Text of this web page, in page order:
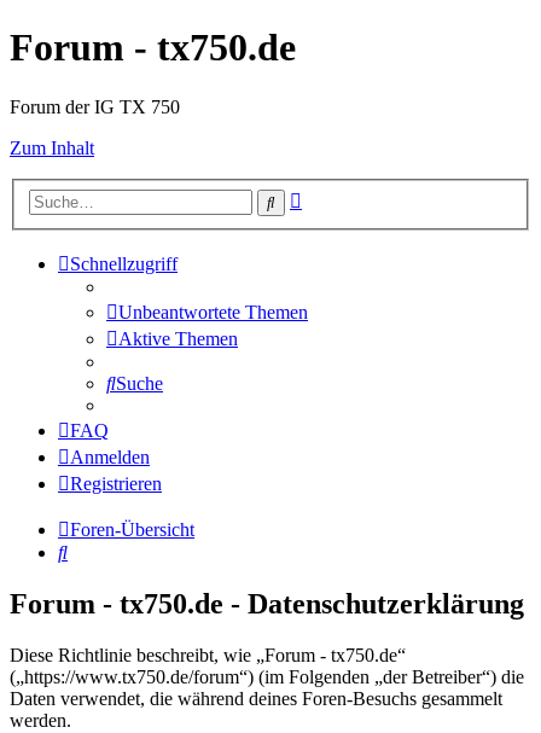
Forum - tx750.de
Forum der IG TX 750
Zum Inhalt
Suche
Schnellzugriff
Unbeantwortete Themen
Aktive Themen
Suche
FAQ
Anmelden
Registrieren
Foren-Übersicht
Suche
Forum - tx750.de - Datenschutzerklärung
Diese Richtlinie beschreibt, wie „Forum - tx750.de“
(„https://www.tx750.de/forum“) (im Folgenden „der Betreiber“) die
Daten verwendet, die während deines Foren-Besuchs gesammelt
werden.